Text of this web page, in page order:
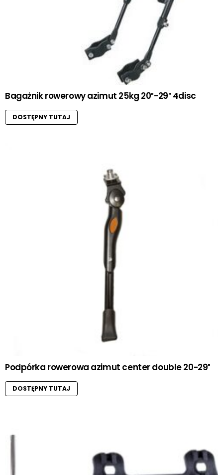
Bagażnik rowerowy azimut 25kg 20″-29″ 4disc
DOSTĘPNY TUTAJ
Podpórka rowerowa azimut center double 20-29″
DOSTĘPNY TUTAJ